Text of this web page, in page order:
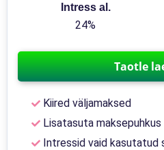
Intress al.
24%
Taotle
Kiired väljamaksed
Lisatasuta maksepuhkus
Intressid vaid kasutatud